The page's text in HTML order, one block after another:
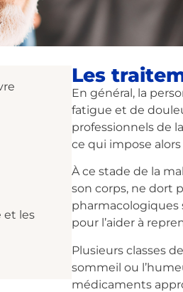
et les
Les
En général, la
fatigue et de
professionnels de
ce qui impose
À ce stade de la
son corps, ne dort
pharmacologiques
pour l’aider à
Plusieurs classes
sommeil ou
médicaments